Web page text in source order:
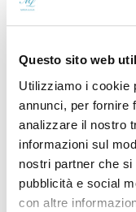
Questo sito web
Utilizziamo i cookie
annunci, per fornire
analizzare il nostro
informazioni sul
nostri partner che
pubblicità e social
con altre
Cerchi un
Se cerchi un
ambulatoriale,